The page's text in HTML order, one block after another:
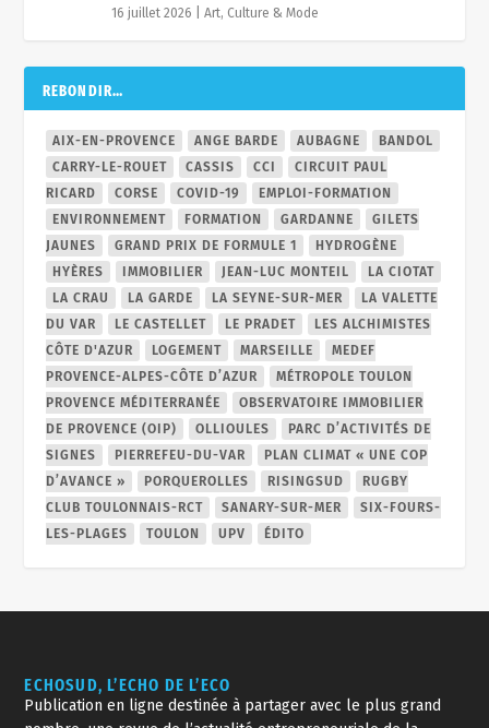
16 juillet 2026 |Art, Culture & Mode
REBONDIR…
AIX-EN-PROVENCE ANGE BARDE AUBAGNE
BANDOL
CARRY-LE-ROUET
CASSIS CCI
CIRCUIT PAUL
RICARD
CORSE COVID-19
EMPLOI-FORMATION
ENVIRONNEMENT
FORMATION GARDANNE
GILETS
JAUNES
GRAND PRIX DE FORMULE 1
HYDROGÈNE
HYÈRES
IMMOBILIER JEAN-LUC MONTEIL
LA CIOTAT
LA CRAU
LA GARDE LA SEYNE-SUR-MER
LA VALETTE
DU VAR
LE CASTELLET LE PRADET
LES ALCHIMISTES
CÔTE D'AZUR
LOGEMENT MARSEILLE
MEDEF
PROVENCE-ALPES-CÔTE D’AZUR
MÉTROPOLE TOULON
PROVENCE MÉDITERRANÉE
OBSERVATOIRE IMMOBILIER
DE PROVENCE (OIP)
OLLIOULES
PARC D’ACTIVITÉS DE
SIGNES
PIERREFEU-DU-VAR
PLAN CLIMAT « UNE COP
D’AVANCE »
PORQUEROLLES RISINGSUD
RUGBY
CLUB TOULONNAIS-RCT
SANARY-SUR-MER
SIX-FOURS-
LES-PLAGES
TOULON UPV ÉDITO
ECHOSUD, L’ECHO DE L’ECO
Publication en ligne destinée à partager avec le plus grand